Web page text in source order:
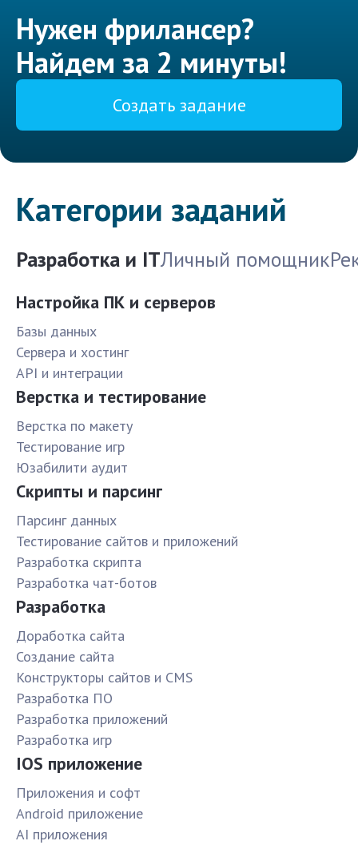
Нужен фрилансер?
Найдем за 2 минуты!
Создать задание
Категории заданий
Разработка и ITЛичный помощник
Настройка ПК и серверов
Базы данных
Сервера и хостинг
API и интеграции
Верстка и тестирование
Верстка по макету
Тестирование игр
Юзабилити аудит
Скрипты и парсинг
Парсинг данных
Тестирование сайтов и приложений
Разработка скрипта
Разработка чат-ботов
Разработка
Доработка сайта
Создание сайта
Конструкторы сайтов и CMS
Разработка ПО
Разработка приложений
Разработка игр
IOS приложение
Приложения и софт
Android приложение
AI приложения